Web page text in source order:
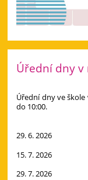
Úřední dny v
Úřední dny ve
do 10:00.
29. 6. 2026
15. 7. 2026
29. 7. 2026